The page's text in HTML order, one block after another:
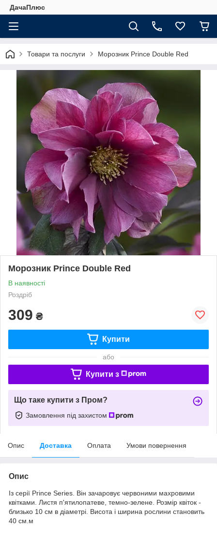
ДачаПлюс
Товари та послуги Морозник Prince Double Red
Морозник Prince Double Red
В наявності
Роздріб
309 ₴
Купити
або
Купити з
Що таке купити з Пром?
Замовлення під захистом
Опис Доставка Оплата Умови повернення
Опис
Із серії Prince Series. Він зачаровує червоними махровими
квітками. Листя п'ятилопатеве, темно-зелене. Розмір квіток -
близько 10 см в діаметрі. Висота і ширина рослини становить
40 см.м